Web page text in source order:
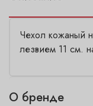
Чехол кожаный
лезвием 11 см.
О бренде